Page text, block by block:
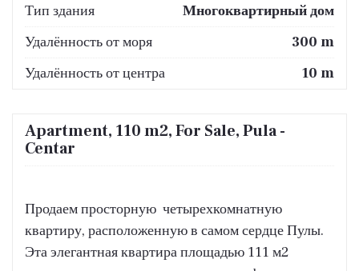
Тип здания
Многоквартирный дом
Удалённость от моря
300 m
Удалённость от центра
10 m
Apartment, 110 m2, For Sale, Pula -
Centar
Продаем просторную четырехкомнатную
квартиру, расположенную в самом сердце Пулы.
Эта элегантная квартира площадью 111 м2